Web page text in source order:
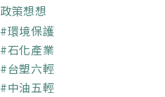
政策想想
關鍵字
環境保護
石化產業
台塑六輕
中油五輕